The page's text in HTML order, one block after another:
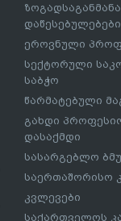
ეროვნული
სექტორული
საბჭო
წარმატებული
გახდი
დასაქმდი
სასარგებლო
საერთაშორისო
კვლევები
საქართველოს